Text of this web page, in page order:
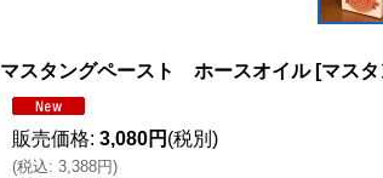
マスタングペースト ホースオイル [マスタ
販売価格: 3,080円 (税別)
(税込: 3,388円)